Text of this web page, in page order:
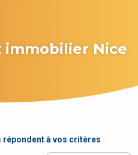
Nice
à vos critères